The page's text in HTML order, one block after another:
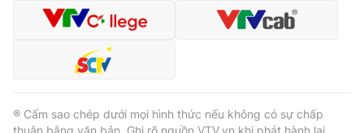
® Cấm sao chép dưới mọi hình thức nếu không có sự chấp
thuận bằng văn bản. Ghi rõ nguồn VTV.vn khi phát hành lại